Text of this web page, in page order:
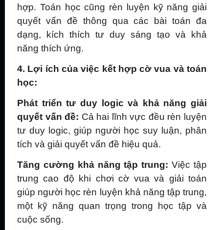
hợp. Toán học cũng rèn luyện kỹ năng giải
quyết vấn đề thông qua các bài toán đa
dạng, kích thích tư duy sáng tạo và khả
năng thích ứng.
4. Lợi ích của việc kết hợp cờ vua và toán
học:
Phát triển tư duy logic và khả năng giải
quyết vấn đề: Cả hai lĩnh vực đều rèn luyện
tư duy logic, giúp người học suy luận, phân
tích và giải quyết vấn đề hiệu quả.
Tăng cường khả năng tập trung: Việc tập
trung cao độ khi chơi cờ vua và giải toán
giúp người học rèn luyện khả năng tập trung,
một kỹ năng quan trọng trong học tập và
cuộc sống.